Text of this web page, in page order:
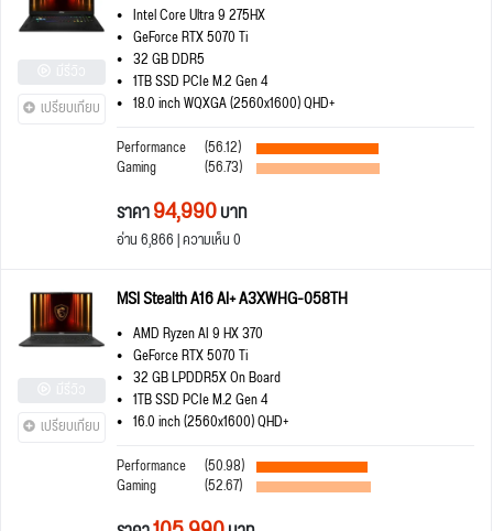
เปรียบเทียบ
Intel Core Ultra 9 275HX
GeForce RTX 5070 Ti
32 GB DDR5
1TB SSD PCIe M.2 Gen 4
18.0 inch WQXGA (2560x1600) QHD+
Performance
(56.12)
Gaming (56.73)
ราคา94,990บาท
อ่าน 6,866 | ความเห็น 0
เปรียบเทียบ
MSI Stealth A16 AI+ A3XWHG-058TH
AMD Ryzen AI 9 HX 370
GeForce RTX 5070 Ti
32 GB LPDDR5X On Board
1TB SSD PCIe M.2 Gen 4
16.0 inch (2560x1600) QHD+
Performance
(50.98)
Gaming (52.67)